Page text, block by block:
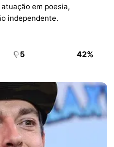
em poesia,
independente.
5 42%